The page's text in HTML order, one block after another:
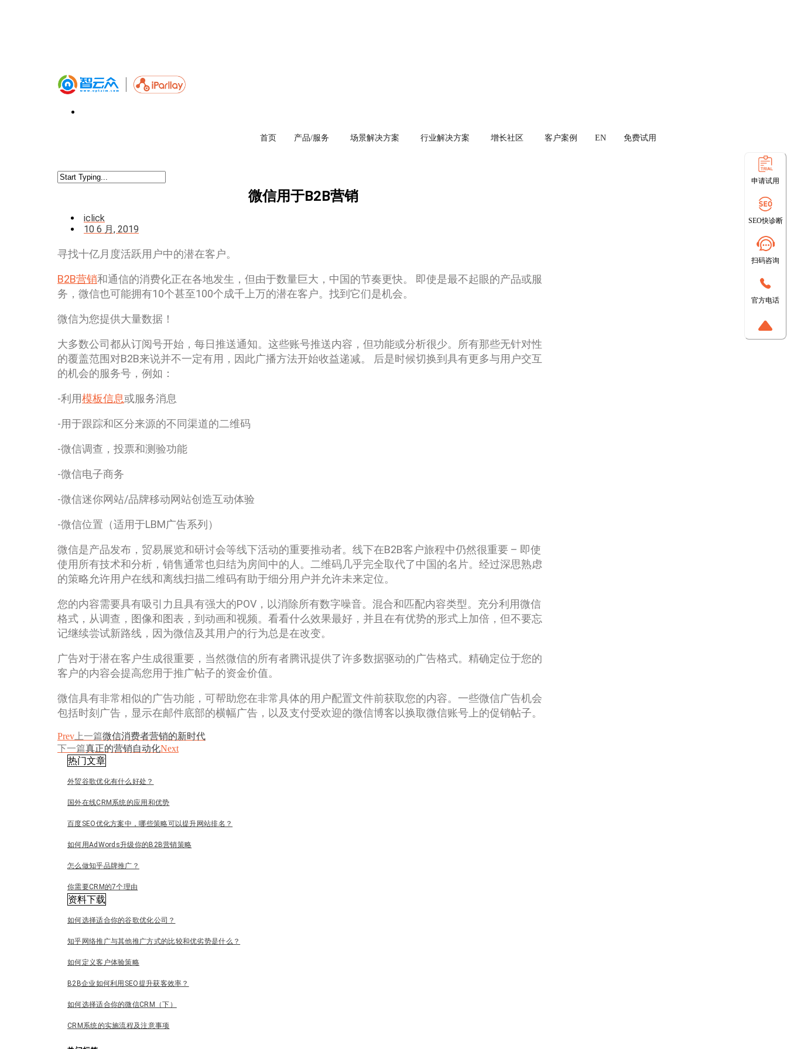
首页 产品/服务 场景解决方案 行业解决方案 增长社区 客户案例 EN 免费试用
微信用于B2B营销
iclick
10 6 月, 2019
寻找十亿月度活跃用户中的潜在客户。
B2B营销和通信的消费化正在各地发生，但由于数量巨大，中国的节奏更快。 即使是最不起眼的产品或服
务，微信也可能拥有10个甚至100个成千上万的潜在客户。找到它们是机会。
微信为您提供大量数据！
大多数公司都从订阅号开始，每日推送通知。这些账号推送内容，但功能或分析很少。所有那些无针对性
的覆盖范围对B2B来说并不一定有用，因此广播方法开始收益递减。 后是时候切换到具有更多与用户交互
的机会的服务号，例如：
-利用模板信息或服务消息
-用于跟踪和区分来源的不同渠道的二维码
-微信调查，投票和测验功能
-微信电子商务
-微信迷你网站/品牌移动网站创造互动体验
-微信位置（适用于LBM广告系列）
微信是产品发布，贸易展览和研讨会等线下活动的重要推动者。线下在B2B客户旅程中仍然很重要 – 即使
使用所有技术和分析，销售通常也归结为房间中的人。二维码几乎完全取代了中国的名片。经过深思熟虑
的策略允许用户在线和离线扫描二维码有助于细分用户并允许未来定位。
您的内容需要具有吸引力且具有强大的POV，以消除所有数字噪音。混合和匹配内容类型。充分利用微信
格式，从调查，图像和图表，到动画和视频。看看什么效果最好，并且在有优势的形式上加倍，但不要忘
记继续尝试新路线，因为微信及其用户的行为总是在改变。
广告对于潜在客户生成很重要，当然微信的所有者腾讯提供了许多数据驱动的广告格式。精确定位于您的
客户的内容会提高您用于推广帖子的资金价值。
微信具有非常相似的广告功能，可帮助您在非常具体的用户配置文件前获取您的内容。一些微信广告机会
包括时刻广告，显示在邮件底部的横幅广告，以及支付受欢迎的微信博客以换取微信账号上的促销帖子。
Prev 上一篇微信消费者营销的新时代
下一篇真正的营销自动化Next
热门文章
外贸谷歌优化有什么好处？
国外在线CRM系统的应用和优势
百度SEO优化方案中，哪些策略可以提升网站排名？
如何用AdWords升级你的B2B营销策略
怎么做知乎品牌推广？
你需要CRM的7个理由
资料下载
如何选择适合你的谷歌优化公司？
知乎网络推广与其他推广方式的比较和优劣势是什么？
如何定义客户体验策略
B2B企业如何利用SEO提升获客效率？
如何选择适合你的微信CRM（下）
CRM系统的实施流程及注意事项
申请试用
SEO快诊断
扫码咨询
官方电话